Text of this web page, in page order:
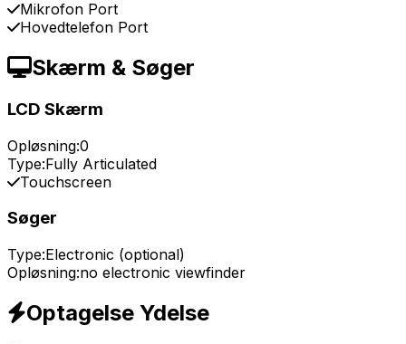
Mikrofon Port
Hovedtelefon Port
Skærm & Søger
LCD Skærm
Opløsning:0
Type:Fully Articulated
Touchscreen
Søger
Type:Electronic (optional)
Opløsning:no electronic viewfinder
Optagelse Ydelse